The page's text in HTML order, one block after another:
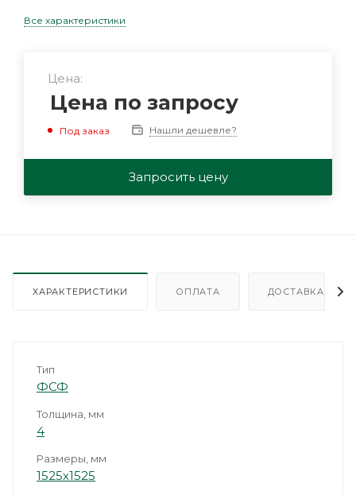
Все характеристики
Цена:
Цена по запросу
Под заказ Нашли дешевле?
Запросить цену
ХАРАКТЕРИСТИКИ ОПЛАТА ДОСТАВКА
Тип
ФСФ
Толщина, мм
4
Размеры, мм
1525х1525